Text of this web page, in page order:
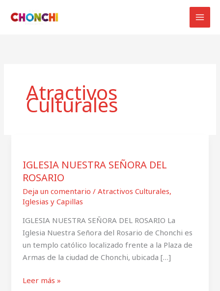
Atractivos
Culturales
IGLESIA NUESTRA SEÑORA DEL
ROSARIO
Deja un comentario / Atractivos Culturales,
Iglesias y Capillas
IGLESIA NUESTRA SEÑORA DEL ROSARIO La
Iglesia Nuestra Señora del Rosario de Chonchi es
un templo católico localizado frente a la Plaza de
Armas de la ciudad de Chonchi, ubicada […]
SEÑORA
DEL
ROSARIO
Leer más »